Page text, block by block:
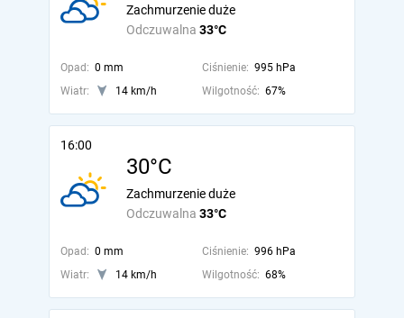
Odczuwalna 33°C
Zachmurzenie duże
Opad: 0 mm Ciśnienie: 995 hPa
Wiatr:
14 km/h Wilgotność: 67%
16:00
30°C
Odczuwalna 33°C
Zachmurzenie duże
Opad: 0 mm Ciśnienie: 996 hPa
Wiatr:
14 km/h Wilgotność: 68%